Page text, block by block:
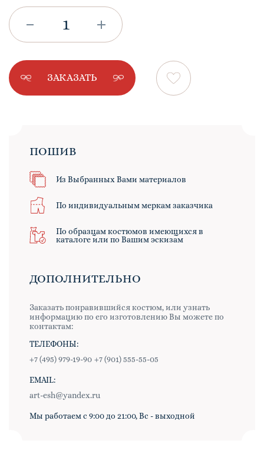
ЗАКАЗАТЬ
ПОШИВ
Из Выбранных Вами материалов
По индивидуальным меркам заказчика
По образцам костюмов имеющихся в
каталоге или по Вашим эскизам
ДОПОЛНИТЕЛЬНО
Заказать понравившийся костюм, или узнать
информацию по его изготовлению Вы можете по
контактам:
ТЕЛЕФОНЫ:
+7 (495) 979-19-90 +7 (901) 555-55-05
EMAIL:
art-esh@yandex.ru
Мы работаем с 9:00 до 21:00, Вс - выходной